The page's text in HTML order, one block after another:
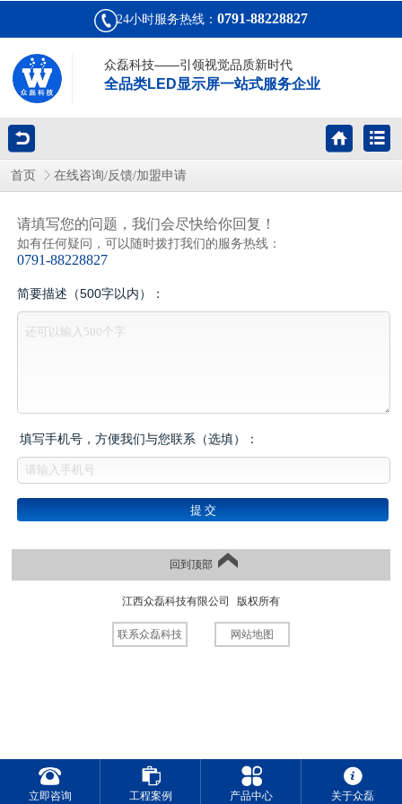
24小时服务热线：0791-88228827
众磊科技——引领视觉品质新时代
全品类LED显示屏一站式服务企业
首页 在线咨询/反馈/加盟申请
请填写您的问题，我们会尽快给你回复！
如有任何疑问，可以随时拨打我们的服务热线：
0791-88228827
简要描述（500字以内）：
填写手机号，方便我们与您联系（选填）：
回到顶部
江西众磊科技有限公司 版权所有
联系众磊科技 网站地图
立即咨询 工程案例 产品中心 关于众磊